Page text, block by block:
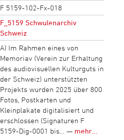
F 5159-102-Fx-018
F_5159 Schwulenarchiv
Schweiz
A) Im Rahmen eines von
Memoriav (Verein zur Erhaltung
des audiovisuellen Kulturguts in
der Schweiz) unterstützten
Projekts wurden 2025 über 800
Fotos, Postkarten und
Kleinplakate digitalisiert und
erschlossen (Signaturen F
5159-Dig-0001 bis… — mehr...